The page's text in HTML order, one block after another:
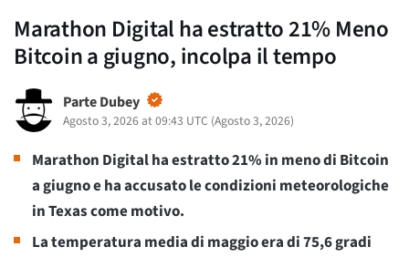
Marathon Digital ha estratto 21% Meno
Bitcoin a giugno, incolpa il tempo
Parte Dubey
Agosto 3, 2026 at 09:43 UTC (Agosto 3, 2026)
Marathon Digital ha estratto 21% in meno di Bitcoin
a giugno e ha accusato le condizioni meteorologiche
in Texas come motivo.
La temperatura media di maggio era di 75,6 gradi